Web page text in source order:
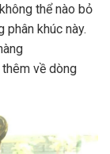
thể nào bỏ
khúc này.
về dòng